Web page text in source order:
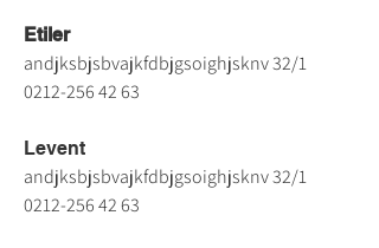
Etiler
andjksbjsbvajkfdbjgsoighjsknv 32/1
0212-256 42 63
Levent
andjksbjsbvajkfdbjgsoighjsknv 32/1
0212-256 42 63